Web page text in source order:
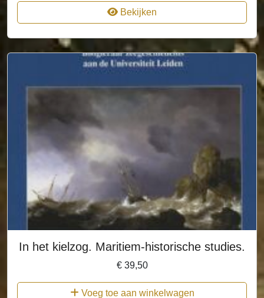
Bekijken
In het kielzog. Maritiem-historische studies.
€39,50
Voeg toe aan winkelwagen